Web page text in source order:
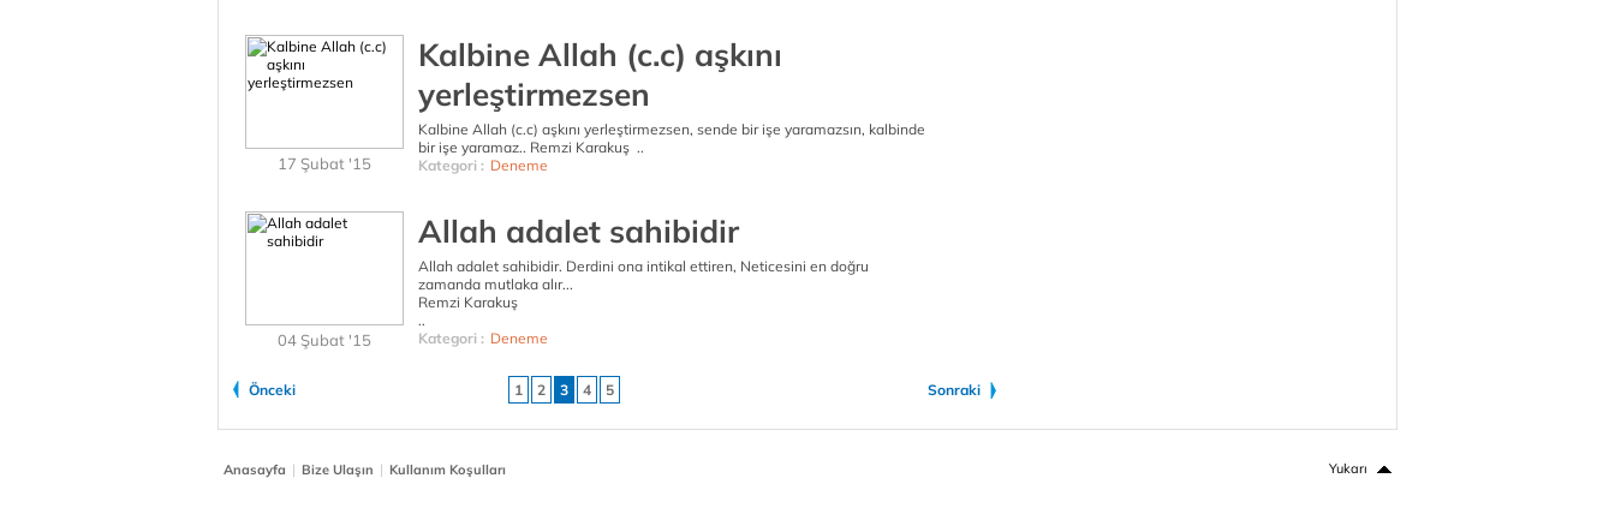
17 Şubat '15
Kalbine Allah (c.c) aşkını
yerleştirmezsen
Kalbine Allah (c.c) aşkını yerleştirmezsen, sende bir işe yaramazsın, kalbinde
bir işe yaramaz.. Remzi Karakuş ..
Kategori : Deneme
04 Şubat '15
Allah adalet sahibidir
Allah adalet sahibidir. Derdini ona intikal ettiren, Neticesini en doğru
zamanda mutlaka alır...
Remzi Karakuş
..
Kategori : Deneme
Önceki Sonraki
1 2 3 4 5
Anasayfa | Bize Ulaşın | Kullanım Koşulları Yukarı